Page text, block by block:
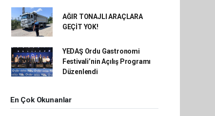
AĞIR TONAJLI ARAÇLARA
GEÇİT YOK!
YEDAŞ Ordu Gastronomi
Festivali’nin Açılış Programı
Düzenlendi
En Çok Okunanlar